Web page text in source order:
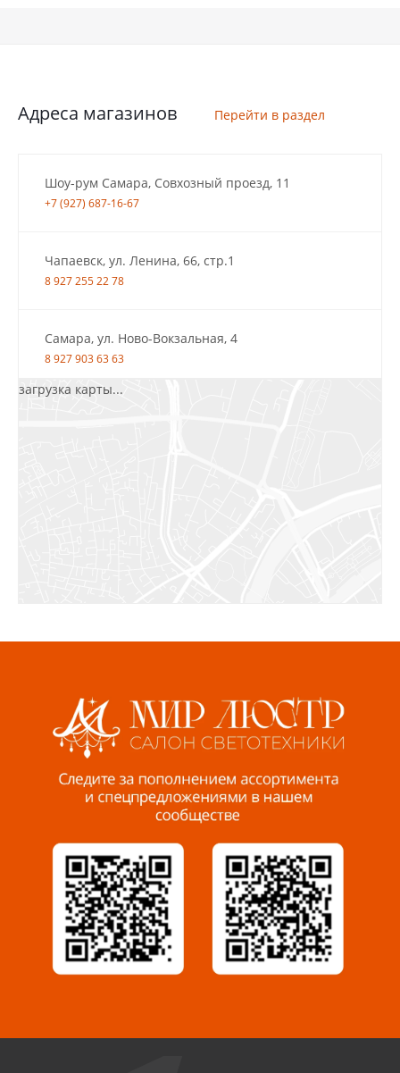
Адреса магазинов Перейти в раздел
Шоу-рум Самара, Совхозный проезд, 11
+7 (927) 687-16-67
Чапаевск, ул. Ленина, 66, стр.1
8 927 255 22 78
Самара, ул. Ново-Вокзальная, 4
8 927 903 63 63
Пенза, ул. Пролетарская, 61 ТЦ "Стройбери"
Миасс, ул. Романенко, 95
8 922 500 30 39
Сызрань, ул. Декабристов, 1А
8 927 009 54 63
Саратов, ул. Танкистов, 37 (БЦ «Дикомп»)
загрузка карты...